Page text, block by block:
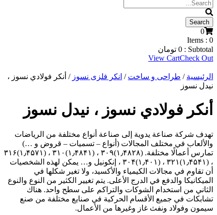
0
Items : 0
Subtotal :
0 تومان
View CartCheck Out
الرئيسية / طراحی و ساخت / انکر فلزی نسوز / أنكر فولادي نسوز ،
نيدل نسوز
أنكر فولادي نسوز ، نيدل نسوز
تهدف شركة صناعة يدوية إلى صناعة أنواع مختلفة من الرياضات
والألعاب في مختلف المجالات (أنواع – تسميات – قروض و …)
تمارس أعمالًا مختلفة. (۱٫۴۸۲۸)۳۰۹ ، (۱٫۴۸۴۱)۳۱۰ ، (۱٫۴۵۷۱)۳۱۶
، (۱٫۴۵۴۱)۳۲۱ ، (۱٫۴۰۱)۳۰۴ ، إنكونيل و… يمكن لهذه الشخصيات
أن تقاوم في مجالات الكيمياء والأكسيد، ولا تغير شكلها في
الميكانيكا والدفع في الدرج الأعلى. يتم تغيير الكثير من النوع والنوع
الثاني من استخدام الشوكات والتراكم على سطح واحد. هناك
تشابكات في جميع الأقسام الحركية في صنايع مختلفة من صنع
سيمون وفولاد ونفث غاز وغيرها من الأعمال.